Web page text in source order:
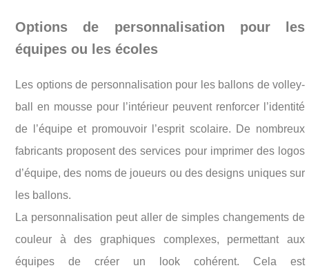
Options de personnalisation pour les
équipes ou les écoles
Les options de personnalisation pour les ballons de volley-
ball en mousse pour l’intérieur peuvent renforcer l’identité
de l’équipe et promouvoir l’esprit scolaire. De nombreux
fabricants proposent des services pour imprimer des logos
d’équipe, des noms de joueurs ou des designs uniques sur
les ballons.
La personnalisation peut aller de simples changements de
couleur à des graphiques complexes, permettant aux
équipes de créer un look cohérent. Cela est